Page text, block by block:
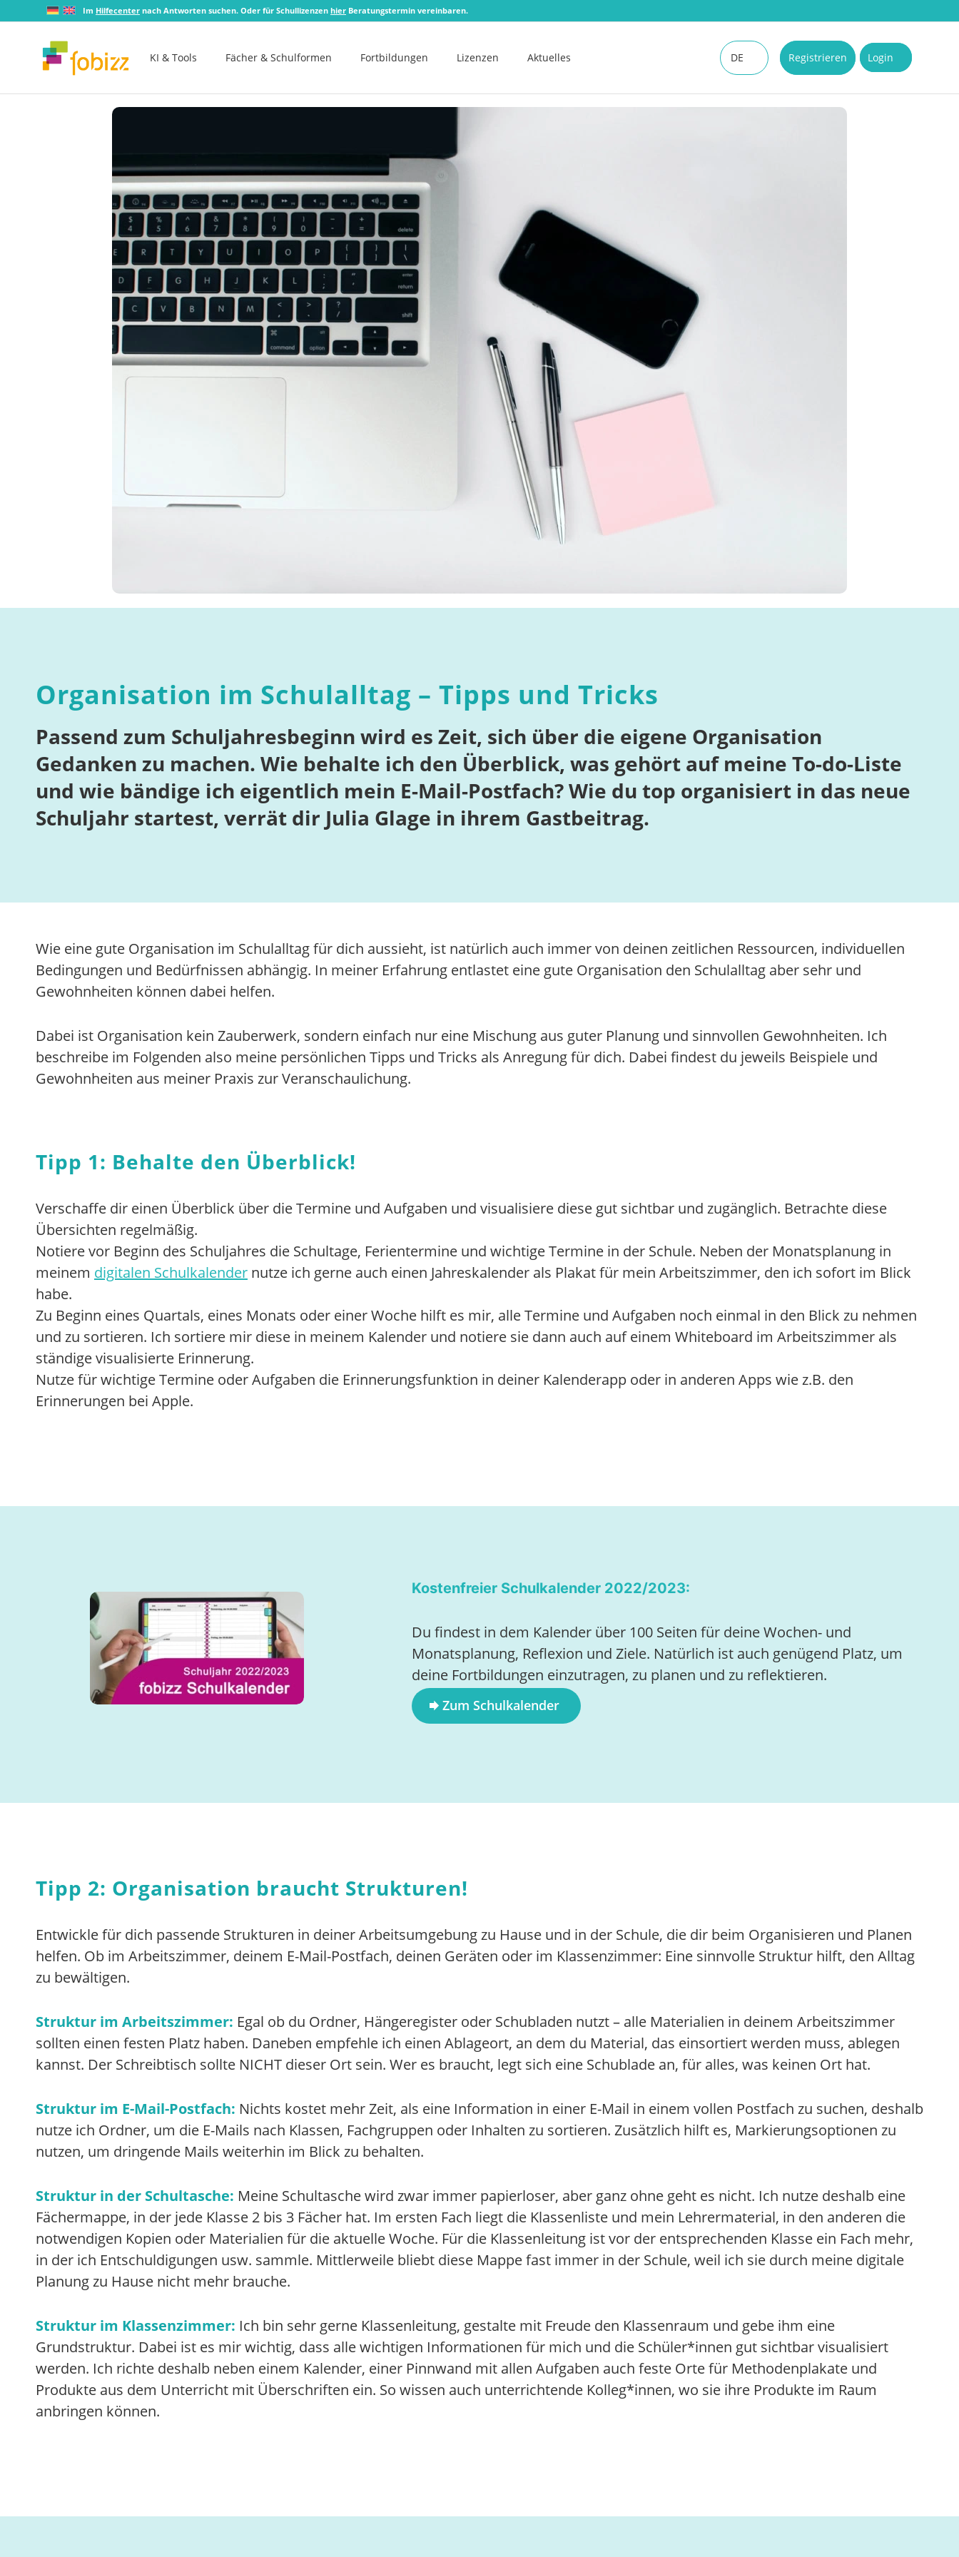
Im Hilfecenter nach Antworten suchen. Oder für Schullizenzen hier Beratungstermin vereinbaren.
KI & Tools Fächer & Schulformen Fortbildungen Lizenzen Aktuelles Registrieren Login
DE
Organisation im Schulalltag – Tipps und Tricks
Passend zum Schuljahresbeginn wird es Zeit, sich über die eigene Organisation
Gedanken zu machen. Wie behalte ich den Überblick, was gehört auf meine To-do-Liste
und wie bändige ich eigentlich mein E-Mail-Postfach? Wie du top organisiert in das neue
Schuljahr startest, verrät dir Julia Glage in ihrem Gastbeitrag.
Wie eine gute Organisation im Schulalltag für dich aussieht, ist natürlich auch immer von deinen zeitlichen Ressourcen, individuellen
Bedingungen und Bedürfnissen abhängig. In meiner Erfahrung entlastet eine gute Organisation den Schulalltag aber sehr und
Gewohnheiten können dabei helfen.
Dabei ist Organisation kein Zauberwerk, sondern einfach nur eine Mischung aus guter Planung und sinnvollen Gewohnheiten. Ich
beschreibe im Folgenden also meine persönlichen Tipps und Tricks als Anregung für dich. Dabei findest du jeweils Beispiele und
Gewohnheiten aus meiner Praxis zur Veranschaulichung.
Tipp 1: Behalte den Überblick!
Verschaffe dir einen Überblick über die Termine und Aufgaben und visualisiere diese gut sichtbar und zugänglich. Betrachte diese
Übersichten regelmäßig.
Notiere vor Beginn des Schuljahres die Schultage, Ferientermine und wichtige Termine in der Schule. Neben der Monatsplanung in
meinem digitalen Schulkalender nutze ich gerne auch einen Jahreskalender als Plakat für mein Arbeitszimmer, den ich sofort im Blick
habe.
Zu Beginn eines Quartals, eines Monats oder einer Woche hilft es mir, alle Termine und Aufgaben noch einmal in den Blick zu nehmen
und zu sortieren. Ich sortiere mir diese in meinem Kalender und notiere sie dann auch auf einem Whiteboard im Arbeitszimmer als
ständige visualisierte Erinnerung.
Nutze für wichtige Termine oder Aufgaben die Erinnerungsfunktion in deiner Kalenderapp oder in anderen Apps wie z.B. den
Erinnerungen bei Apple.
Kostenfreier Schulkalender 2022/2023:
Du findest in dem Kalender über 100 Seiten für deine Wochen- und
Monatsplanung, Reflexion und Ziele. Natürlich ist auch genügend Platz, um
deine Fortbildungen einzutragen, zu planen und zu reflektieren.
Zum Schulkalender
Tipp 2: Organisation braucht Strukturen!
Entwickle für dich passende Strukturen in deiner Arbeitsumgebung zu Hause und in der Schule, die dir beim Organisieren und Planen
helfen. Ob im Arbeitszimmer, deinem E-Mail-Postfach, deinen Geräten oder im Klassenzimmer: Eine sinnvolle Struktur hilft, den Alltag
zu bewältigen.
Struktur im Arbeitszimmer: Egal ob du Ordner, Hängeregister oder Schubladen nutzt – alle Materialien in deinem Arbeitszimmer
sollten einen festen Platz haben. Daneben empfehle ich einen Ablageort, an dem du Material, das einsortiert werden muss, ablegen
kannst. Der Schreibtisch sollte NICHT dieser Ort sein. Wer es braucht, legt sich eine Schublade an, für alles, was keinen Ort hat.
Struktur im E-Mail-Postfach: Nichts kostet mehr Zeit, als eine Information in einer E-Mail in einem vollen Postfach zu suchen, deshalb
nutze ich Ordner, um die E-Mails nach Klassen, Fachgruppen oder Inhalten zu sortieren. Zusätzlich hilft es, Markierungsoptionen zu
nutzen, um dringende Mails weiterhin im Blick zu behalten.
Struktur in der Schultasche: Meine Schultasche wird zwar immer papierloser, aber ganz ohne geht es nicht. Ich nutze deshalb eine
Fächermappe, in der jede Klasse 2 bis 3 Fächer hat. Im ersten Fach liegt die Klassenliste und mein Lehrermaterial, in den anderen die
notwendigen Kopien oder Materialien für die aktuelle Woche. Für die Klassenleitung ist vor der entsprechenden Klasse ein Fach mehr,
in der ich Entschuldigungen usw. sammle. Mittlerweile bliebt diese Mappe fast immer in der Schule, weil ich sie durch meine digitale
Planung zu Hause nicht mehr brauche.
Struktur im Klassenzimmer: Ich bin sehr gerne Klassenleitung, gestalte mit Freude den Klassenraum und gebe ihm eine
Grundstruktur. Dabei ist es mir wichtig, dass alle wichtigen Informationen für mich und die Schüler*innen gut sichtbar visualisiert
werden. Ich richte deshalb neben einem Kalender, einer Pinnwand mit allen Aufgaben auch feste Orte für Methodenplakate und
Produkte aus dem Unterricht mit Überschriften ein. So wissen auch unterrichtende Kolleg*innen, wo sie ihre Produkte im Raum
anbringen können.